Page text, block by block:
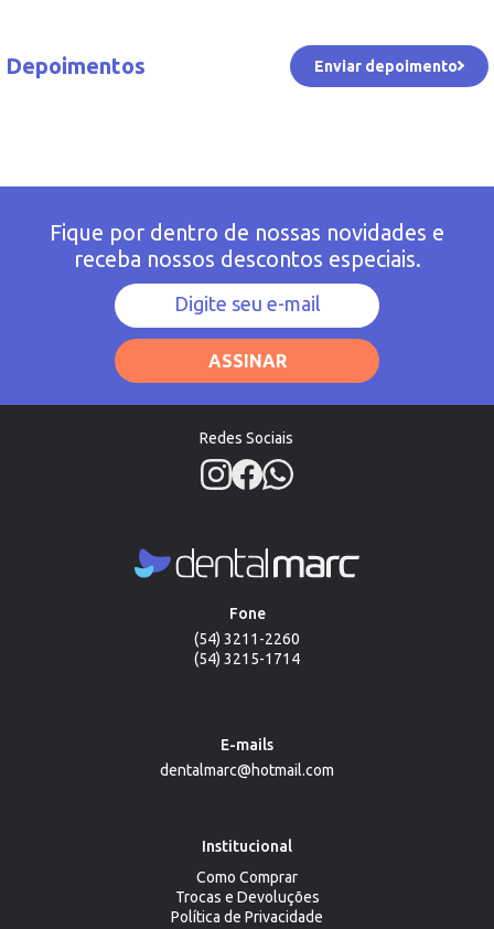
Depoimentos Enviar depoimento
Fique por dentro de nossas novidades e
receba nossos descontos especiais.
ASSINAR
Redes Sociais
Fone
(54) 3211-2260
(54) 3215-1714
E-mails
dentalmarc@hotmail.com
Institucional
Como Comprar
Trocas e Devoluções
Política de Privacidade